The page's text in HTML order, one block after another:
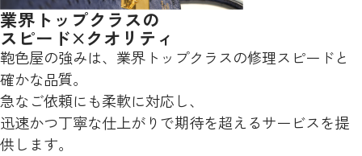
業界トップクラスの
スピード×クオリティ
鞄色屋の強みは、業界トップクラスの修理スピードと
確かな品質。
急なご依頼にも柔軟に対応し、
迅速かつ丁寧な仕上がりで期待を超えるサービスを提
供します。